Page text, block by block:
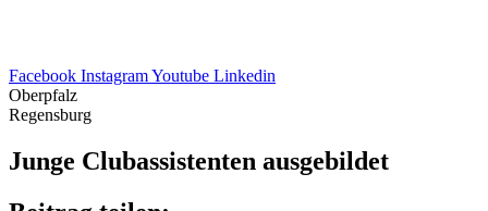
Facebook InstagramYoutube Linkedin
Oberpfalz
Regensburg
Junge Club­as­sis­ten­ten ausgebildet